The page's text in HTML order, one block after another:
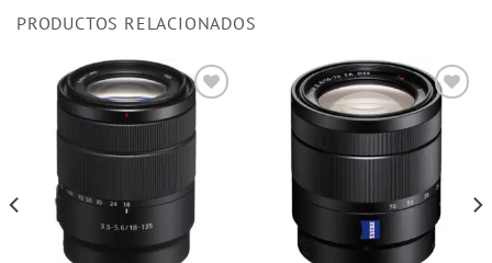
PRODUCTOS RELACIONADOS